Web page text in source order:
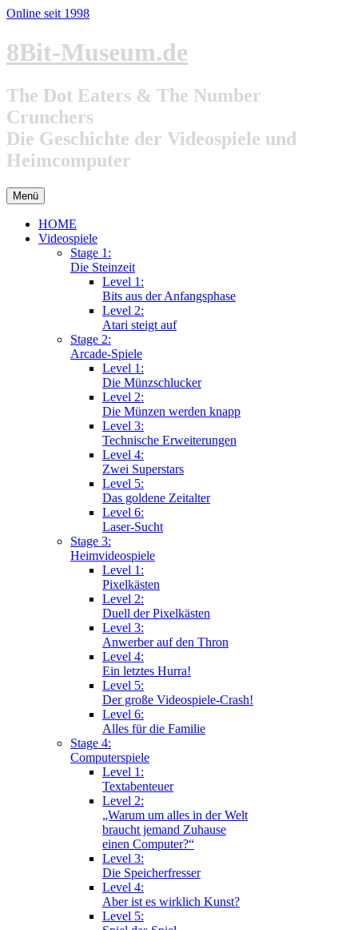
Online seit 1998
Zum
Inhalt
8Bit-Museum.de
The Dot Eaters & The Number
Crunchers
Die Geschichte der Videospiele und
Heimcomputer
Menü
HOME
Videospiele
Stage 1:
Die Steinzeit
Level 1:
Bits aus der Anfangsphase
Level 2:
Atari steigt auf
Stage 2:
Arcade-Spiele
Level 1:
Die Münzschlucker
Level 2:
Die Münzen werden knapp
Level 3:
Technische Erweiterungen
Level 4:
Zwei Superstars
Level 5:
Das goldene Zeitalter
Level 6:
Laser-Sucht
Stage 3:
Heimvideospiele
Level 1:
Pixelkästen
Level 2:
Duell der Pixelkästen
Level 3:
Anwerber auf den Thron
Level 4:
Ein letztes Hurra!
Level 5:
Der große Videospiele-Crash!
Level 6:
Alles für die Familie
Stage 4:
Computerspiele
Level 1:
Textabenteuer
Level 2:
„Warum um alles in der Welt
braucht jemand Zuhause
einen Computer?“
Level 3:
Die Speicherfresser
Level 4:
Aber ist es wirklich Kunst?
Level 5: